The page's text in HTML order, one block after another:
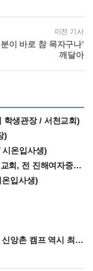
이전 기사
분이 바로 참 목자구나’
깨달아
학생관장 / 서천교회)
)
시온입사생)
진해여자중학교장)
온입사생)
촌 캠프 역시 최고!